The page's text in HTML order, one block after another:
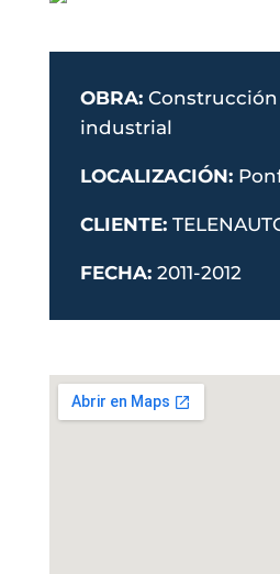
OBRA:C
industrial
LOCALIZACIÓN:
CLIENTE:
FECHA:2011-2012